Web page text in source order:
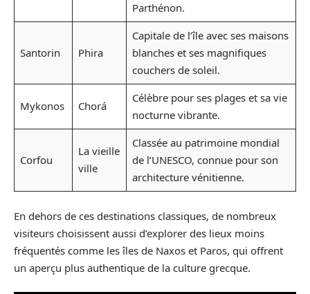
Parthénon.
Santorin Phira
Capitale de l’île avec ses maisons
blanches et ses magnifiques
couchers de soleil.
Mykonos Chorá
Célèbre pour ses plages et sa vie
nocturne vibrante.
Corfou
La vieille
ville
Classée au patrimoine mondial
de l’UNESCO, connue pour son
architecture vénitienne.
En dehors de ces destinations classiques, de nombreux
visiteurs choisissent aussi d’explorer des lieux moins
fréquentés comme les îles de Naxos et Paros, qui offrent
un aperçu plus authentique de la culture grecque.